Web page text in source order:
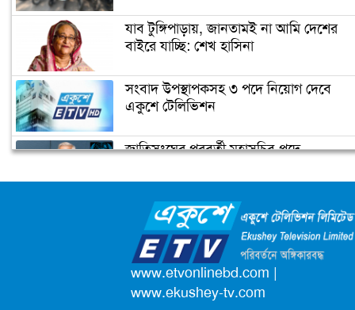
অবশেষে ক্ষমা প্রার্থনা করলেন সাকিব
টেস্ট ক্রিকেটে দু’দশক : কুঁড়ির বৃন্তবন্দী
যাব টুঙ্গিপাড়ায়, জানতামই না আমি দেশের
বাইরে যাচ্ছি: শেখ হাসিনা
সংবাদ উপস্থাপকসহ ৩ পদে নিয়োগ দেবে
একুশে টেলিভিশন
জাতিসংঘের পরবর্তী মহাসচিব পদে
ক্যাম্পাস অ্যাম্বাসেডর নিয়োগ দিচ্ছে একুশে
টেলিভিশন
পদোন্নতি পেয়ে সচিব হলেন ২ কর্মকর্তা
www.etvonlinebd.com |
www.ekushey-tv.com